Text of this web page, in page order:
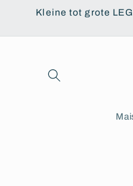
passer
contenu
Kleine tot grote